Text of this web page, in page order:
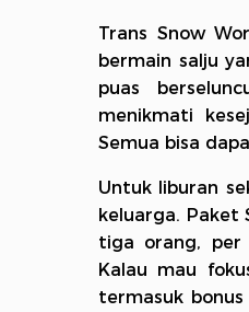
Trans Snow
bermain salju
puas
menikmati
Semua bisa
Untuk liburan
keluarga. Paket
tiga orang, per
Kalau mau
termasuk